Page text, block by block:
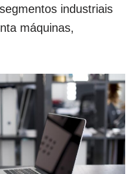
industriais
máquinas,